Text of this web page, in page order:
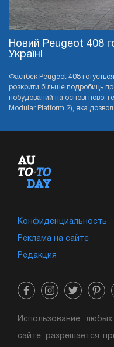
Новий Peugeot 408
Україні
Фастбек Peugeot 408
розкрити більше подробиць
побудований на основі нової
Modular Platform 2), яка
Конфиденциальность
Реклама на сайте
Редакция
Использование
сайте, разрешается